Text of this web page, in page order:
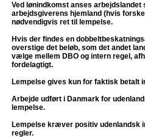
Ved lønindkomst anses arbejdslandet
arbejdsgiverens hjemland (hvis
nødvendigvis ret til lempelse.
Hvis der findes en
overstige det beløb, som det andet
vælge mellem DBO og intern regel,
fordelagtigt.
Lempelse gives kun for faktisk betalt
Arbejde udført i Danmark for
lempelse.
Lempelse kræver positiv udenlandsk
regler.